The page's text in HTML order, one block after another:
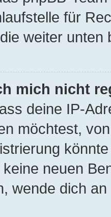
für
weiter unten
mich nicht
deine IP-
möchtest,
neuen
wende dich